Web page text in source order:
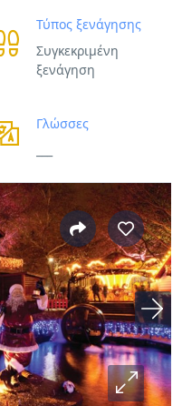
Τύπος ξενάγησης
Συγκεκριμένη
ξενάγηση
Γλώσσες